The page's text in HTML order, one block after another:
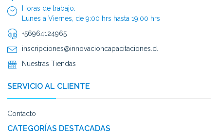
Horas de trabajo:
Lunes a Viernes, de 9:00 hrs hasta 19:00 hrs
+56964124965
inscripciones@innovacioncapacitaciones.cl
Nuestras Tiendas
SERVICIO AL CLIENTE
Contacto
CATEGORÍAS DESTACADAS